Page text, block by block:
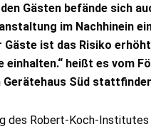
Gästen befände sich
im Nachhinein
ist das Risiko
heißt es vom
Süd
des Robert-Koch-